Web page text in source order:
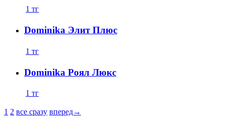
1 тг
Dominika Элит Плюс
1 тг
Dominika Роял Люкс
1 тг
1 2 все сразу вперед→